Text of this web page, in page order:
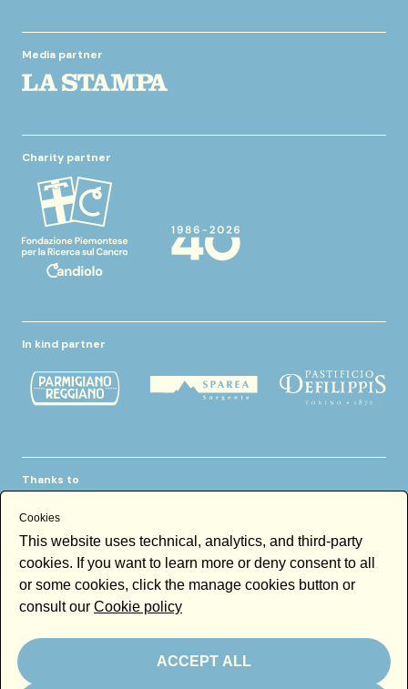
Media partner
Charity partner
In kind partner
Thanks to
Newsletter
Email
Cookies
This website uses technical, analytics, and third-party
cookies. If you want to learn more or deny consent to all
or some cookies, click the manage cookies button or
consult our Cookie policy
ACCEPT ALL